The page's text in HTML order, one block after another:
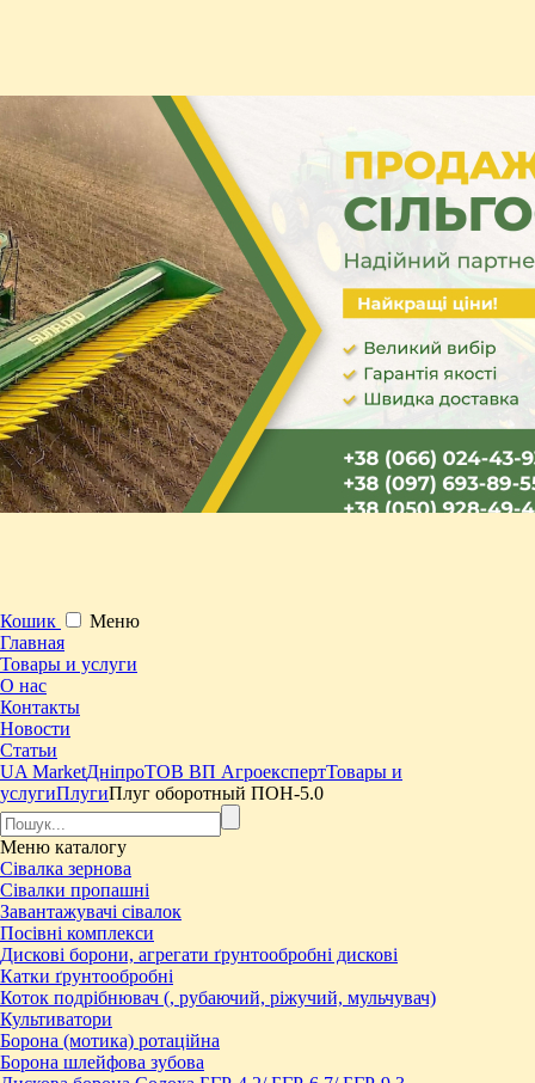
Кошик
Меню
Главная
Товары и услуги
О нас
Контакты
Новости
Статьи
UA MarketДніпроТОВ ВП АгроекспертТовары и
услугиПлугиПлуг оборотный ПОН-5.0
Меню каталогу
Сівалка зернова
Сівалки пропашні
Завантажувачі сівалок
Посівні комплекси
Дискові борони, агрегати ґрунтообробні дискові
Катки ґрунтообробні
Коток подрібнювач (, рубаючий, ріжучий, мульчувач)
Культиватори
Борона (мотика) ротаційна
Борона шлейфова зубова